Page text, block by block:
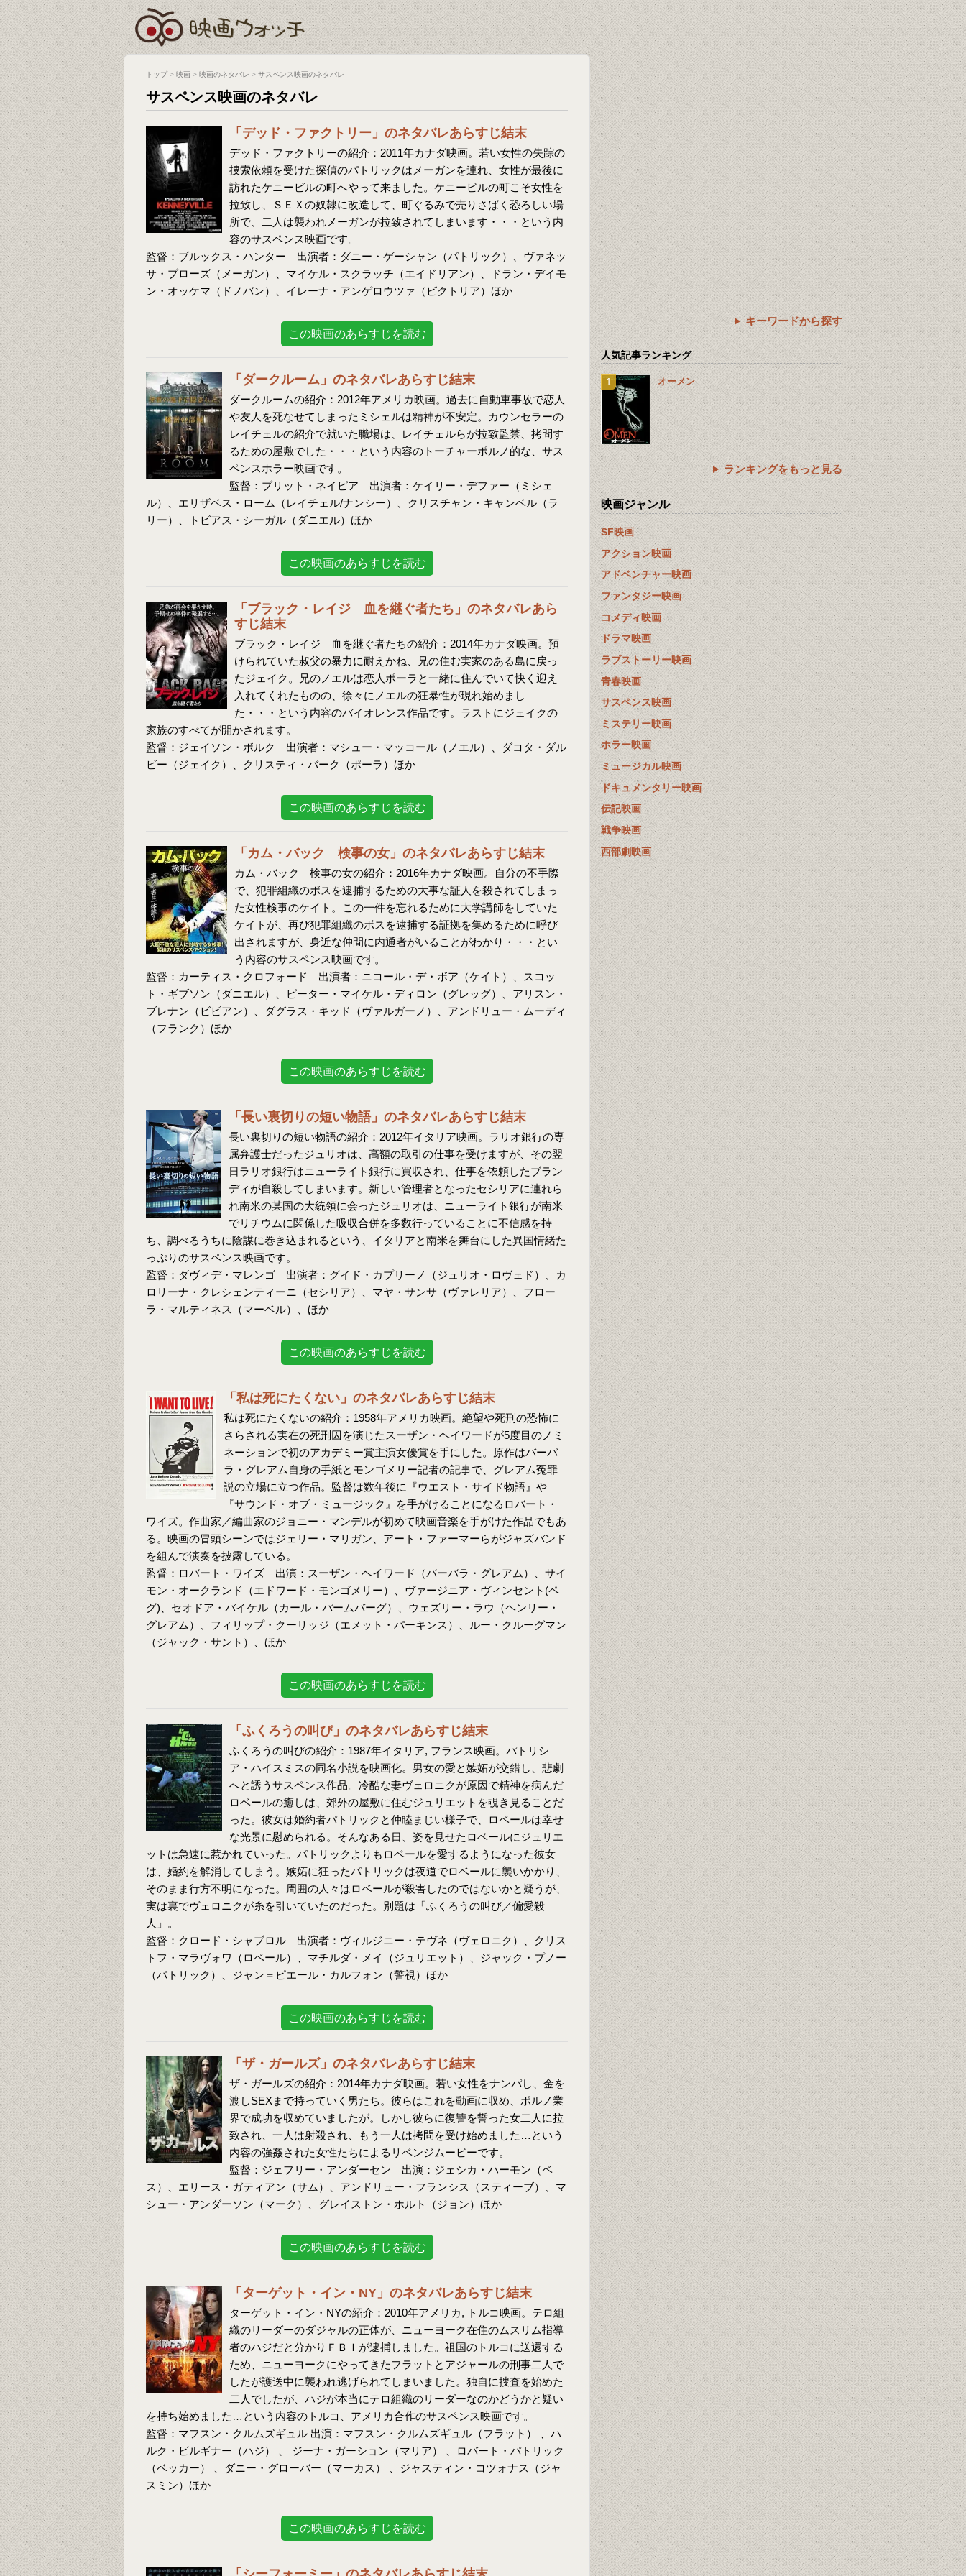
トップ> 映画 > 映画のネタバレ > サスペンス映画のネタバレ
サスペンス映画のネタバレ
「デッド・ファクトリー」のネタバレあらすじ結末
デッド・ファクトリーの紹介：2011年カナダ映画。若い女性の失踪の
捜索依頼を受けた探偵のパトリックはメーガンを連れ、女性が最後に
訪れたケニービルの町へやって来ました。ケニービルの町こそ女性を
拉致し、ＳＥＸの奴隷に改造して、町ぐるみで売りさばく恐ろしい場
所で、二人は襲われメーガンが拉致されてしまいます・・・という内
容のサスペンス映画です。
監督：ブルックス・ハンター 出演者：ダニー・ゲーシャン（パトリック）、ヴァネッ
サ・ブローズ（メーガン）、マイケル・スクラッチ（エイドリアン）、ドラン・デイモ
ン・オッケマ（ドノバン）、イレーナ・アンゲロウツァ（ビクトリア）ほか
この映画のあらすじを読む
「ダークルーム」のネタバレあらすじ結末
ダークルームの紹介：2012年アメリカ映画。過去に自動車事故で恋人
や友人を死なせてしまったミシェルは精神が不安定。カウンセラーの
レイチェルの紹介で就いた職場は、レイチェルらが拉致監禁、拷問す
るための屋敷でした・・・という内容のトーチャーポルノ的な、サス
ペンスホラー映画です。
監督：ブリット・ネイピア 出演者：ケイリー・デファー（ミシェ
ル）、エリザベス・ローム（レイチェル/ナンシー）、クリスチャン・キャンベル（ラ
リー）、トビアス・シーガル（ダニエル）ほか
この映画のあらすじを読む
「ブラック・レイジ 血を継ぐ者たち」のネタバレあら
すじ結末
ブラック・レイジ 血を継ぐ者たちの紹介：2014年カナダ映画。預
けられていた叔父の暴力に耐えかね、兄の住む実家のある島に戻っ
たジェイク。兄のノエルは恋人ポーラと一緒に住んでいて快く迎え
入れてくれたものの、徐々にノエルの狂暴性が現れ始めまし
た・・・という内容のバイオレンス作品です。ラストにジェイクの
家族のすべてが開かされます。
監督：ジェイソン・ボルク 出演者：マシュー・マッコール（ノエル）、ダコタ・ダル
ビー（ジェイク）、クリスティ・バーク（ポーラ）ほか
この映画のあらすじを読む
「カム・バック 検事の女」のネタバレあらすじ結末
カム・バック 検事の女の紹介：2016年カナダ映画。自分の不手際
で、犯罪組織のボスを逮捕するための大事な証人を殺されてしまっ
た女性検事のケイト。この一件を忘れるために大学講師をしていた
ケイトが、再び犯罪組織のボスを逮捕する証拠を集めるために呼び
出されますが、身近な仲間に内通者がいることがわかり・・・とい
う内容のサスペンス映画です。
監督：カーティス・クロフォード 出演者：ニコール・デ・ボア（ケイト）、スコッ
ト・ギブソン（ダニエル）、ピーター・マイケル・ディロン（グレッグ）、アリスン・
ブレナン（ビビアン）、ダグラス・キッド（ヴァルガーノ）、アンドリュー・ムーディ
（フランク）ほか
この映画のあらすじを読む
「長い裏切りの短い物語」のネタバレあらすじ結末
長い裏切りの短い物語の紹介：2012年イタリア映画。ラリオ銀行の専
属弁護士だったジュリオは、高額の取引の仕事を受けますが、その翌
日ラリオ銀行はニューライト銀行に買収され、仕事を依頼したブラン
ディが自殺してしまいます。新しい管理者となったセシリアに連れら
れ南米の某国の大統領に会ったジュリオは、ニューライト銀行が南米
でリチウムに関係した吸収合併を多数行っていることに不信感を持
ち、調べるうちに陰謀に巻き込まれるという、イタリアと南米を舞台にした異国情緒た
っぷりのサスペンス映画です。
監督：ダヴィデ・マレンゴ 出演者：グイド・カプリーノ（ジュリオ・ロヴェド）、カ
ロリーナ・クレシェンティーニ（セシリア）、マヤ・サンサ（ヴァレリア）、フロー
ラ・マルティネス（マーベル）、ほか
この映画のあらすじを読む
「私は死にたくない」のネタバレあらすじ結末
私は死にたくないの紹介：1958年アメリカ映画。絶望や死刑の恐怖に
さらされる実在の死刑囚を演じたスーザン・ヘイワードが5度目のノミ
ネーションで初のアカデミー賞主演女優賞を手にした。原作はバーバ
ラ・グレアム自身の手紙とモンゴメリー記者の記事で、グレアム冤罪
説の立場に立つ作品。監督は数年後に『ウエスト・サイド物語』や
『サウンド・オブ・ミュージック』を手がけることになるロバート・
ワイズ。作曲家／編曲家のジョニー・マンデルが初めて映画音楽を手がけた作品でもあ
る。映画の冒頭シーンではジェリー・マリガン、アート・ファーマーらがジャズバンド
を組んで演奏を披露している。
監督：ロバート・ワイズ 出演：スーザン・ヘイワード（バーバラ・グレアム）、サイ
モン・オークランド（エドワード・モンゴメリー）、ヴァージニア・ヴィンセント(ペ
グ)、セオドア・バイケル（カール・パームバーグ）、ウェズリー・ラウ（ヘンリー・
グレアム）、フィリップ・クーリッジ（エメット・パーキンス）、ルー・クルーグマン
（ジャック・サント）、ほか
この映画のあらすじを読む
「ふくろうの叫び」のネタバレあらすじ結末
ふくろうの叫びの紹介：1987年イタリア, フランス映画。パトリシ
ア・ハイスミスの同名小説を映画化。男女の愛と嫉妬が交錯し、悲劇
へと誘うサスペンス作品。冷酷な妻ヴェロニクが原因で精神を病んだ
ロベールの癒しは、郊外の屋敷に住むジュリエットを覗き見ることだ
った。彼女は婚約者パトリックと仲睦まじい様子で、ロベールは幸せ
な光景に慰められる。そんなある日、姿を見せたロベールにジュリエ
ットは急速に惹かれていった。パトリックよりもロベールを愛するようになった彼女
は、婚約を解消してしまう。嫉妬に狂ったパトリックは夜道でロベールに襲いかかり、
そのまま行方不明になった。周囲の人々はロベールが殺害したのではないかと疑うが、
実は裏でヴェロニクが糸を引いていたのだった。別題は「ふくろうの叫び／偏愛殺
人」。
監督：クロード・シャブロル 出演者：ヴィルジニー・テヴネ（ヴェロニク）、クリス
トフ・マラヴォワ（ロベール）、マチルダ・メイ（ジュリエット）、ジャック・プノー
（パトリック）、ジャン＝ピエール・カルフォン（警視）ほか
この映画のあらすじを読む
「ザ・ガールズ」のネタバレあらすじ結末
ザ・ガールズの紹介：2014年カナダ映画。若い女性をナンパし、金を
渡しSEXまで持っていく男たち。彼らはこれを動画に収め、ポルノ業
界で成功を収めていましたが。しかし彼らに復讐を誓った女二人に拉
致され、一人は射殺され、もう一人は拷問を受け始めました…という
内容の強姦された女性たちによるリベンジムービーです。
監督：ジェフリー・アンダーセン 出演：ジェシカ・ハーモン（ベ
ス）、エリース・ガティアン（サム）、アンドリュー・フランシス（スティーブ）、マ
シュー・アンダーソン（マーク）、グレイストン・ホルト（ジョン）ほか
この映画のあらすじを読む
「ターゲット・イン・NY」のネタバレあらすじ結末
ターゲット・イン・NYの紹介：2010年アメリカ, トルコ映画。テロ組
織のリーダーのダジャルの正体が、ニューヨーク在住のムスリム指導
者のハジだと分かりＦＢＩが逮捕しました。祖国のトルコに送還する
ため、ニューヨークにやってきたフラットとアジャールの刑事二人で
したが護送中に襲われ逃げられてしまいました。独自に捜査を始めた
二人でしたが、ハジが本当にテロ組織のリーダーなのかどうかと疑い
を持ち始めました…という内容のトルコ、アメリカ合作のサスペンス映画です。
監督：マフスン・クルムズギュル 出演：マフスン・クルムズギュル（フラット） 、ハ
ルク・ビルギナー（ハジ） 、 ジーナ・ガーション（マリア） 、ロバート・パトリック
（ベッカー） 、ダニー・グローバー（マーカス） 、ジャスティン・コツォナス（ジャ
スミン）ほか
この映画のあらすじを読む
キーワードから探す
人気記事ランキング
オーメン
ランキングをもっと見る
映画ジャンル
SF映画
アクション映画
アドベンチャー映画
ファンタジー映画
コメディ映画
ドラマ映画
ラブストーリー映画
青春映画
サスペンス映画
ミステリー映画
ホラー映画
ミュージカル映画
ドキュメンタリー映画
伝記映画
戦争映画
西部劇映画